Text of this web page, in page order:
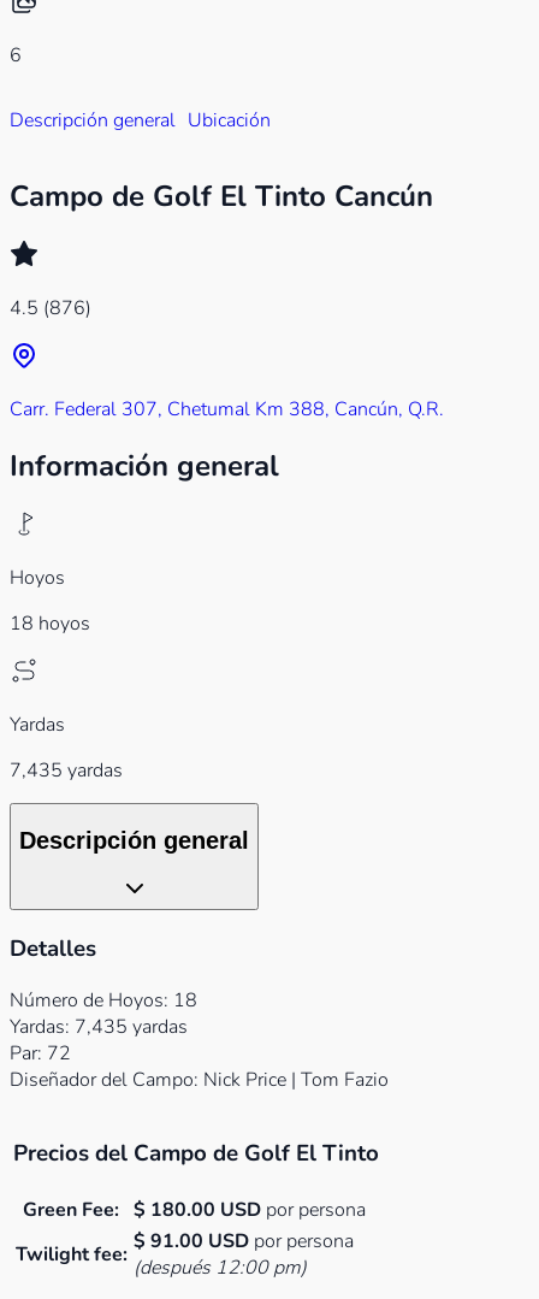
6
Descripción general Ubicación
Campo de Golf El Tinto Cancún
4.5 (876)
Carr. Federal 307, Chetumal Km 388, Cancún, Q.R.
Información general
Hoyos
18 hoyos
Yardas
7,435 yardas
Descripción general
Detalles
Número de Hoyos: 18
Yardas: 7,435 yardas
Par: 72
Diseñador del Campo: Nick Price | Tom Fazio
Precios del Campo de Golf El Tinto
Green Fee: $ 180.00 USD por persona
Twilight fee: $ 91.00 USD por persona
(después 12:00 pm)